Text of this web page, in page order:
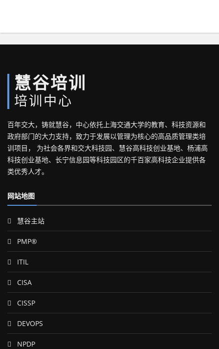
慧谷培训
培训中心
百年交大，铸就慧谷，中心依托上海交通大学的教育、科技资源和
政府部门的大力支持，致力于发展以管理为核心的高品质管理类培
训项目， 为社会各界和交大科技园、慧谷高科技创业基地、杨浦高
科技创业基地、长宁信息园等科技园区的千百家高科技企业提供各
类优秀人才。
网站地图
慧谷主站
PMP®
ITIL
CISA
CISSP
DEVOPS
NPDP